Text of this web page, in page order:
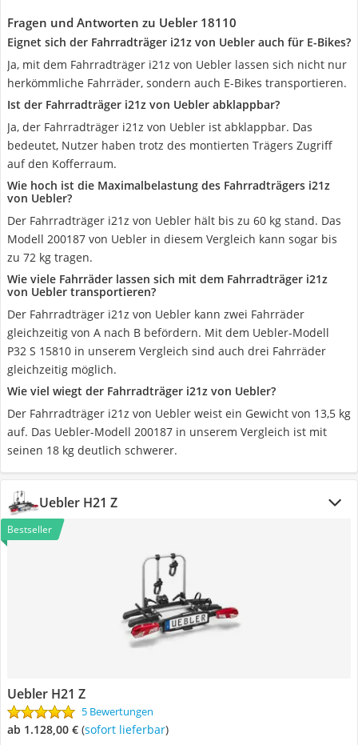
Fragen und Antworten zu Uebler 18110
Eignet sich der Fahrradträger i21z von Uebler auch für E-Bikes?
Ja, mit dem Fahrradträger i21z von Uebler lassen sich nicht nur
herkömmliche Fahrräder, sondern auch E-Bikes transportieren.
Ist der Fahrradträger i21z von Uebler abklappbar?
Ja, der Fahrradträger i21z von Uebler ist abklappbar. Das
bedeutet, Nutzer haben trotz des montierten Trägers Zugriff
auf den Kofferraum.
Wie hoch ist die Maximalbelastung des Fahrradträgers i21z
von Uebler?
Der Fahrradträger i21z von Uebler hält bis zu 60 kg stand. Das
Modell 200187 von Uebler in diesem Vergleich kann sogar bis
zu 72 kg tragen.
Wie viele Fahrräder lassen sich mit dem Fahrradträger i21z
von Uebler transportieren?
Der Fahrradträger i21z von Uebler kann zwei Fahrräder
gleichzeitig von A nach B befördern. Mit dem Uebler-Modell
P32 S 15810 in unserem Vergleich sind auch drei Fahrräder
gleichzeitig möglich.
Wie viel wiegt der Fahrradträger i21z von Uebler?
Der Fahrradträger i21z von Uebler weist ein Gewicht von 13,5 kg
auf. Das Uebler-Modell 200187 in unserem Vergleich ist mit
seinen 18 kg deutlich schwerer.
Uebler H21 Z
Bestseller
Uebler H21 Z
5 Bewertungen
ab 1.128,00 € ( Sofort lieferbar)